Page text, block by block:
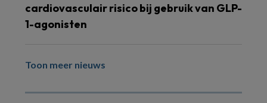
cardiovasculair risico bij gebruik van GLP-
1-agonisten
Toon meer nieuws